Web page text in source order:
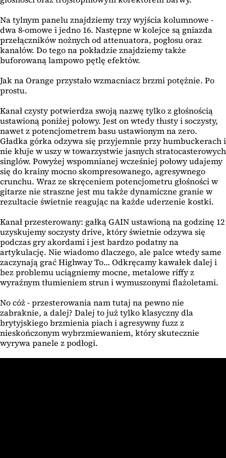
Na tylnym panelu znajdziemy trzy wyjścia kolumnowe -
dwa 8-omowe i jedno 16. Następne w kolejce są gniazda
przełączników nożnych od attenuatora, pogłosu oraz
kanałów. Do tego na pokładzie znajdziemy także
buforowaną lampowo pętlę efektów.
Jak na Orange przystało wzmacniacz brzmi potężnie. Po
prostu.
Kanał czysty potwierdza swoją nazwę tylko z głośnością
ustawioną poniżej połowy. Jest on wtedy tłusty i soczysty,
nawet z potencjometrem basu ustawionym na zero.
Gładka górka odzywa się przyjemnie przy humbuckerach i
nie kłuje w uszy w towarzystwie jasnych stratocasterowych
singlów. Powyżej wspomnianej wcześniej połowy udajemy
się do krainy mocno skompresowanego, agresywnego
crunchu. Wraz ze skręceniem potencjometru głośności w
gitarze nie straszne jest mu także dynamiczne granie w
rezultacie świetnie reagując na każde uderzenie kostki.
Kanał przesterowany: gałką GAIN ustawioną na godzinę 12
uzyskujemy soczysty drive, który świetnie odzywa się
podczas gry akordami i jest bardzo podatny na
artykulację. Nie wiadomo dlaczego, ale palce wtedy same
zaczynają grać Highway To… Odkręcamy kawałek dalej i
bez problemu uciągniemy mocne, metalowe riffy z
wyraźnym tłumieniem strun i wymuszonymi flażoletami.
No cóż - przesterowania nam tutaj na pewno nie
zabraknie, a dalej? Dalej to już tylko klasyczny dla
brytyjskiego brzmienia piach i agresywny fuzz z
nieskończonym wybrzmiewaniem, który skutecznie
wyrywa panele z podłogi.